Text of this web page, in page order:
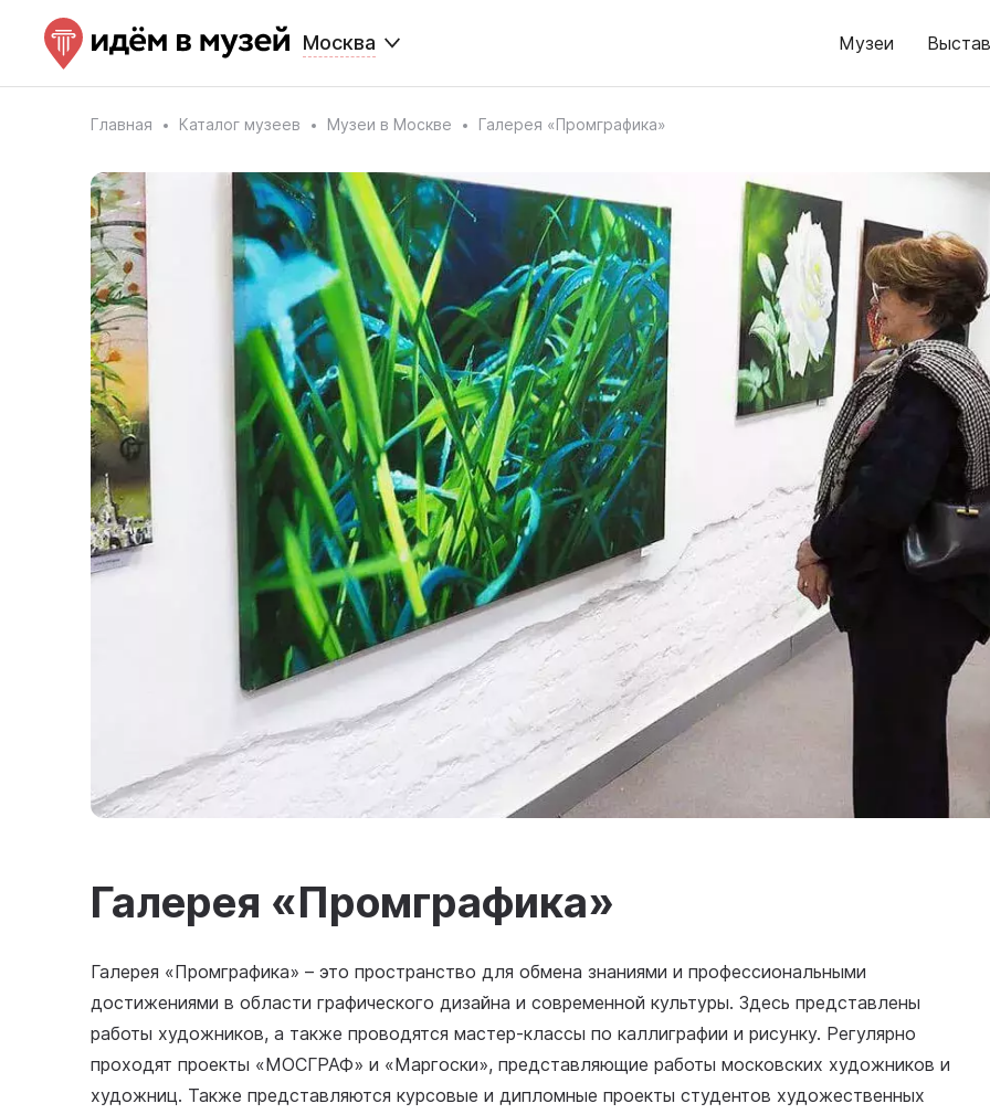
Москва Музеи
Главная Каталог музеев Музеи в Москве Галерея «Промграфика»
Галерея «Промграфика»
Галерея «Промграфика» – это пространство для обмена знаниями и профессиональными
достижениями в области графического дизайна и современной культуры. Здесь представлены
работы художников, а также проводятся мастер-классы по каллиграфии и рисунку. Регулярно
проходят проекты «МОСГРАФ» и «Маргоски», представляющие работы московских художников и
художниц. Также представляются курсовые и дипломные проекты студентов художественных